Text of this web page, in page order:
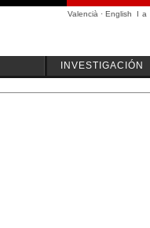
Valencià · English I a
INVESTIGACIÓN